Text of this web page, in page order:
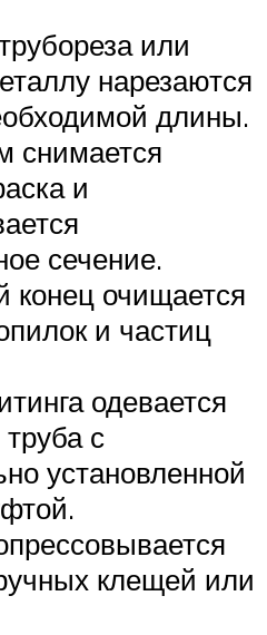
или
нарезаются
длины.
снимается
и
сечение.
очищается
и частиц
одевается
с
установленной
клещей или